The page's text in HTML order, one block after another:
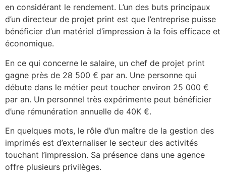
en considérant le rendement. L’un des buts principaux
d’un directeur de projet print est que l’entreprise puisse
bénéficier d’un matériel d’impression à la fois efficace et
économique.
En ce qui concerne le salaire, un chef de projet print
gagne près de 28 500 € par an. Une personne qui
débute dans le métier peut toucher environ 25 000 €
par an. Un personnel très expérimente peut bénéficier
d’une rémunération annuelle de 40K €.
En quelques mots, le rôle d’un maître de la gestion des
imprimés est d’externaliser le secteur des activités
touchant l’impression. Sa présence dans une agence
offre plusieurs privilèges.